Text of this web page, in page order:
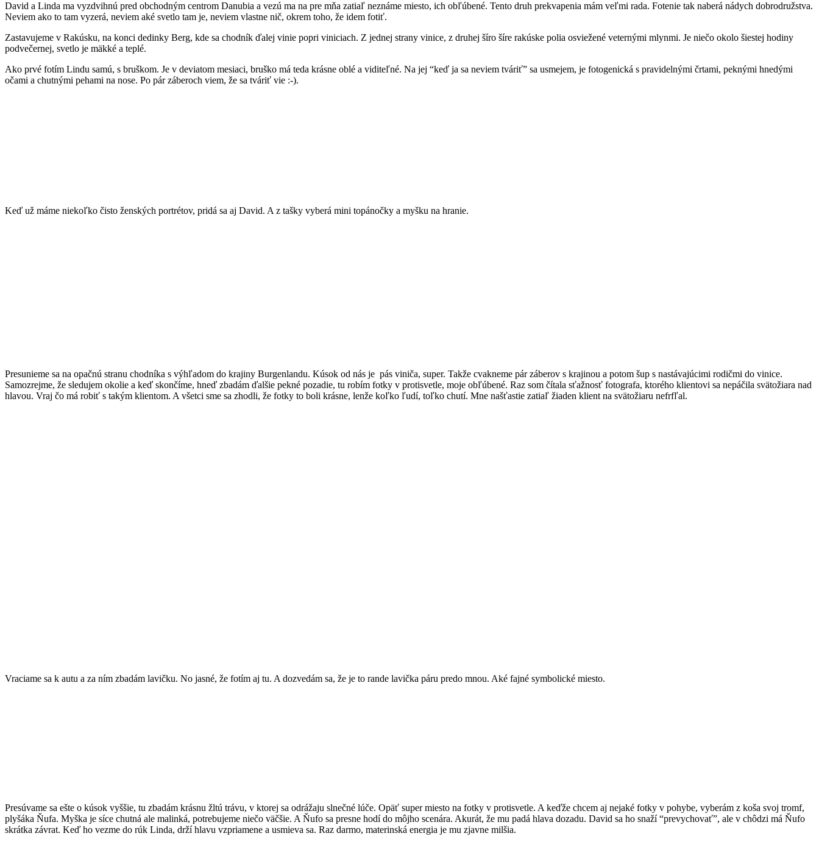
David a Linda ma vyzdvihnú pred obchodným centrom Danubia a vezú ma na pre mňa zatiaľ neznáme miesto, ich obľúbené. Tento druh prekvapenia mám veľmi rada. Fotenie tak naberá nádych dobrodružstva.
Neviem ako to tam vyzerá, neviem aké svetlo tam je, neviem vlastne nič, okrem toho, že idem fotiť.
Zastavujeme v Rakúsku, na konci dedinky Berg, kde sa chodník ďalej vinie popri viniciach. Z jednej strany vinice, z druhej šíro šíre rakúske polia osviežené veternými mlynmi. Je niečo okolo šiestej hodiny
podvečernej, svetlo je mäkké a teplé.
Ako prvé fotím Lindu samú, s bruškom. Je v deviatom mesiaci, bruško má teda krásne oblé a viditeľné. Na jej “keď ja sa neviem tváriť” sa usmejem, je fotogenická s pravidelnými črtami, peknými hnedými
očami a chutnými pehami na nose. Po pár záberoch viem, že sa tváriť vie :-).
Keď už máme niekoľko čisto ženských portrétov, pridá sa aj David. A z tašky vyberá mini topánočky a myšku na hranie.
Presunieme sa na opačnú stranu chodníka s výhľadom do krajiny Burgenlandu. Kúsok od nás je pás viniča, super. Takže cvakneme pár záberov s krajinou a potom šup s nastávajúcimi rodičmi do vinice.
Samozrejme, že sledujem okolie a keď skončíme, hneď zbadám ďalšie pekné pozadie, tu robím fotky v protisvetle, moje obľúbené. Raz som čítala sťažnosť fotografa, ktorého klientovi sa nepáčila svätožiara nad
hlavou. Vraj čo má robiť s takým klientom. A všetci sme sa zhodli, že fotky to boli krásne, lenže koľko ľudí, toľko chutí. Mne našťastie zatiaľ žiaden klient na svätožiaru nefrfľal.
Vraciame sa k autu a za ním zbadám lavičku. No jasné, že fotím aj tu. A dozvedám sa, že je to rande lavička páru predo mnou. Aké fajné symbolické miesto.
Presúvame sa ešte o kúsok vyššie, tu zbadám krásnu žltú trávu, v ktorej sa odrážaju slnečné lúče. Opäť super miesto na fotky v protisvetle. A keďže chcem aj nejaké fotky v pohybe, vyberám z koša svoj tromf,
plyšáka Ňufa. Myška je síce chutná ale malinká, potrebujeme niečo väčšie. A Ňufo sa presne hodí do môjho scenára. Akurát, že mu padá hlava dozadu. David sa ho snaží “prevychovať”, ale v chôdzi má Ňufo
skrátka závrat. Keď ho vezme do rúk Linda, drží hlavu vzpriamene a usmieva sa. Raz darmo, materinská energia je mu zjavne milšia.